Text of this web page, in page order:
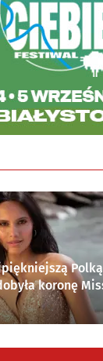
koronę